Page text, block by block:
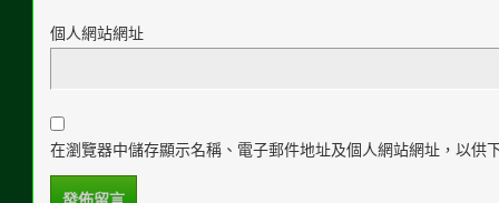
個人網站網址
在瀏覽器中儲存顯示名稱、電子郵件地址及個人網站網址，以供